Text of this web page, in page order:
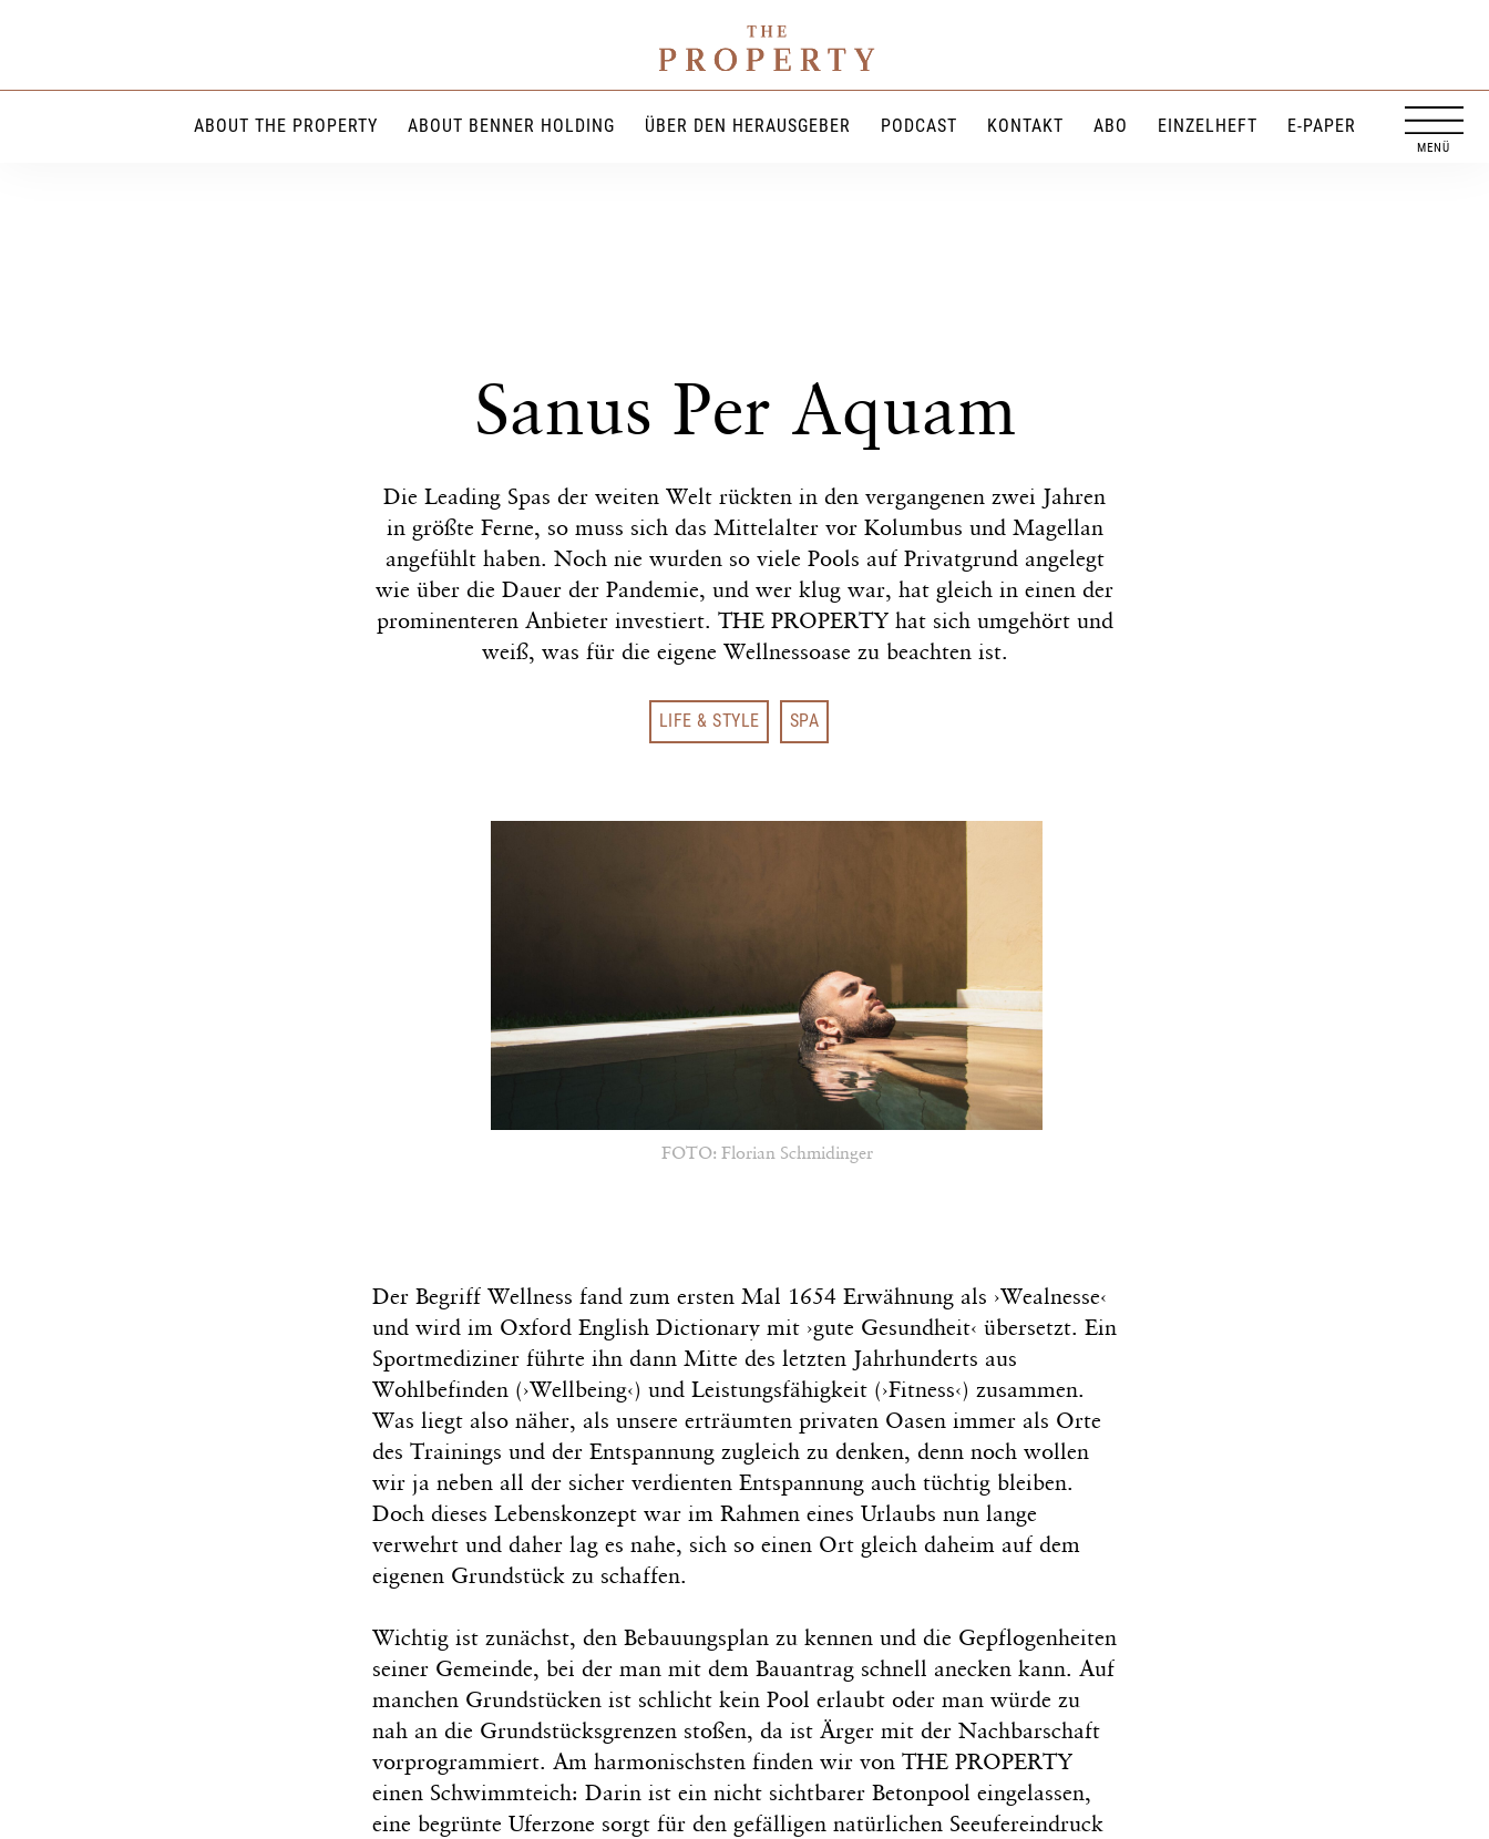
ABOUT THE PROPERTY ABOUT BENNER HOLDING ÜBER DEN HERAUSGEBER PODCAST KONTAKT ABO EINZELHEFT E-PAPER
Sanus Per Aquam
Die Leading Spas der weiten Welt rückten in den vergangenen zwei Jahren
in größte Ferne, so muss sich das Mittelalter vor Kolumbus und Magellan
angefühlt haben. Noch nie wurden so viele Pools auf Privatgrund angelegt
wie über die Dauer der Pandemie, und wer klug war, hat gleich in einen der
prominenteren Anbieter investiert. THE PROPERTY hat sich umgehört und
weiß, was für die eigene Wellnessoase zu beachten ist.
LIFE & STYLE SPA
FOTO: Florian Schmidinger
Der Begriff Wellness fand zum ersten Mal 1654 Erwähnung als ›Wealnesse‹
und wird im Oxford English Dictionary mit ›gute Gesundheit‹ übersetzt. Ein
Sportmediziner führte ihn dann Mitte des letzten Jahrhunderts aus
Wohlbefinden (›Wellbeing‹) und Leistungsfähigkeit (›Fitness‹) zusammen.
Was liegt also näher, als unsere erträumten privaten Oasen immer als Orte
des Trainings und der Entspannung zugleich zu denken, denn noch wollen
wir ja neben all der sicher verdienten Entspannung auch tüchtig bleiben.
Doch dieses Lebenskonzept war im Rahmen eines Urlaubs nun lange
verwehrt und daher lag es nahe, sich so einen Ort gleich daheim auf dem
eigenen Grundstück zu schaffen.
Wichtig ist zunächst, den Bebauungsplan zu kennen und die Gepflogenheiten
seiner Gemeinde, bei der man mit dem Bauantrag schnell anecken kann. Auf
manchen Grundstücken ist schlicht kein Pool erlaubt oder man würde zu
nah an die Grundstücksgrenzen stoßen, da ist Ärger mit der Nachbarschaft
vorprogrammiert. Am harmonischsten finden wir von THE PROPERTY
einen Schwimmteich: Darin ist ein nicht sichtbarer Betonpool eingelassen,
eine begrünte Uferzone sorgt für den gefälligen natürlichen Seeufereindruck